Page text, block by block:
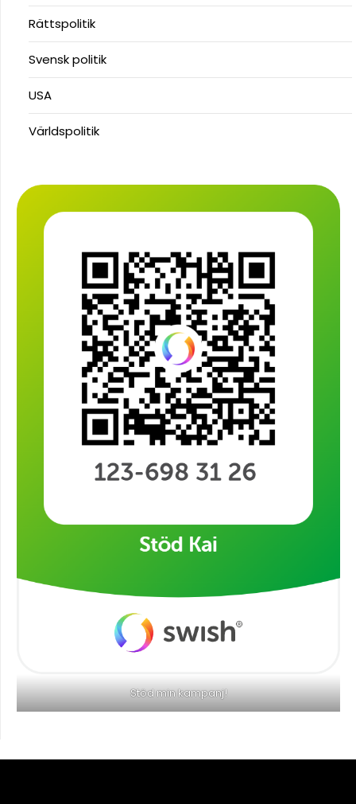
Rättspolitik
Svensk politik
USA
Världspolitik
Stöd min kampanj!